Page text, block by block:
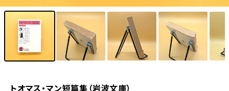
トオマス・マン短篇集（岩波文庫）